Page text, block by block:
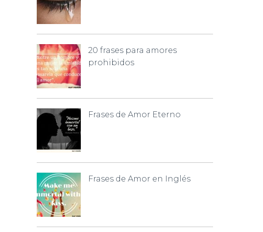
20 frases para amores
prohibidos
Frases de Amor Eterno
Frases de Amor en Inglés